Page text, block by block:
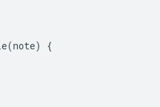
(note)
{